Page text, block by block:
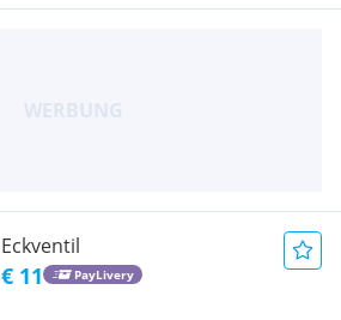
Eckventil
€ 11 PayLivery